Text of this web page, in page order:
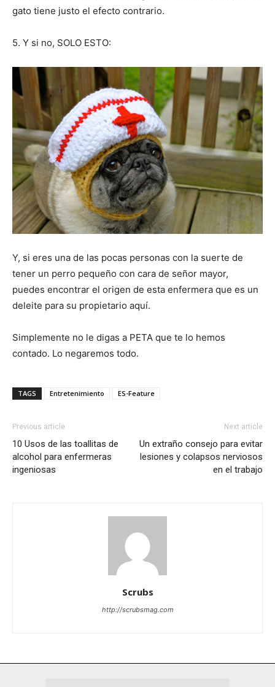
gato tiene justo el efecto contrario.
5. Y si no, SOLO ESTO:
Y, si eres una de las pocas personas con la suerte de
tener un perro pequeño con cara de señor mayor,
puedes encontrar el origen de esta enfermera que es un
deleite para su propietario aquí.
Simplemente no le digas a PETA que te lo hemos
contado. Lo negaremos todo.
TAGS Entretenimiento ES-Feature
Previous article
10 Usos de las toallitas de
alcohol para enfermeras
ingeniosas
Next article
Un extraño consejo para evitar
lesiones y colapsos nerviosos
en el trabajo
Scrubs
http://scrubsmag.com